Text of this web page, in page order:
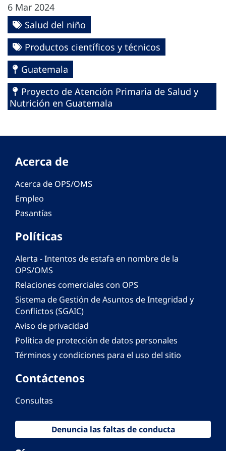
6 Mar 2024
Salud del niño
Productos científicos y técnicos
Guatemala
Proyecto de Atención Primaria de Salud y
Nutrición en Guatemala
Acerca de
Acerca de OPS/OMS
Empleo
Pasantías
Políticas
Alerta - Intentos de estafa en nombre de la
OPS/OMS
Relaciones comerciales con OPS
Sistema de Gestión de Asuntos de Integridad y
Conflictos (SGAIC)
Aviso de privacidad
Política de protección de datos personales
Términos y condiciones para el uso del sitio
Contáctenos
Consultas
Denuncia las faltas de conducta